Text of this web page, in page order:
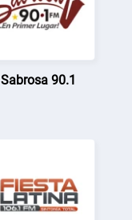
Sabrosa 90.1